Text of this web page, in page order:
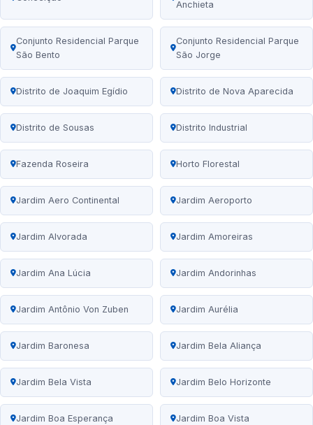
Anchieta
Conjunto Residencial Parque
São Bento
Conjunto Residencial Parque
São Jorge
Distrito de Joaquim Egídio Distrito de Nova Aparecida
Distrito de Sousas Distrito Industrial
Fazenda Roseira Horto Florestal
Jardim Aero Continental Jardim Aeroporto
Jardim Alvorada Jardim Amoreiras
Jardim Ana Lúcia Jardim Andorinhas
Jardim Antônio Von Zuben Jardim Aurélia
Jardim Baronesa Jardim Bela Aliança
Jardim Bela Vista Jardim Belo Horizonte
Jardim Boa Esperança Jardim Boa Vista